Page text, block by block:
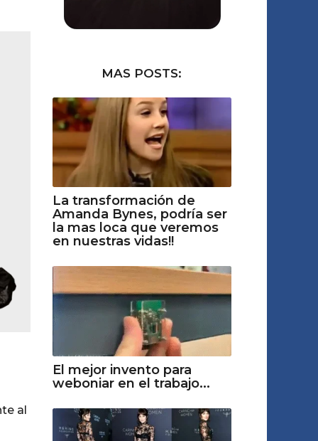
al
MAS POSTS:
La transformación de
Amanda Bynes, podría ser
la mas loca que veremos
en nuestras vidas!!
El mejor invento para
weboniar en el trabajo...